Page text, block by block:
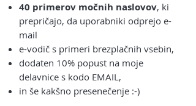
40 primerov močnih naslovov, ki
prepričajo, da uporabniki odprejo e-
mail
e-vodič s primeri brezplačnih vsebin,
dodaten 10% popust na moje
delavnice s kodo EMAIL,
in še kakšno presenečenje :-)